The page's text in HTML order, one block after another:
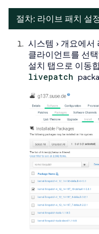
절차: 라이브 패치 설
시스템 개요에서
클라이언트를 선
설치 탭으로 이동
livepatch